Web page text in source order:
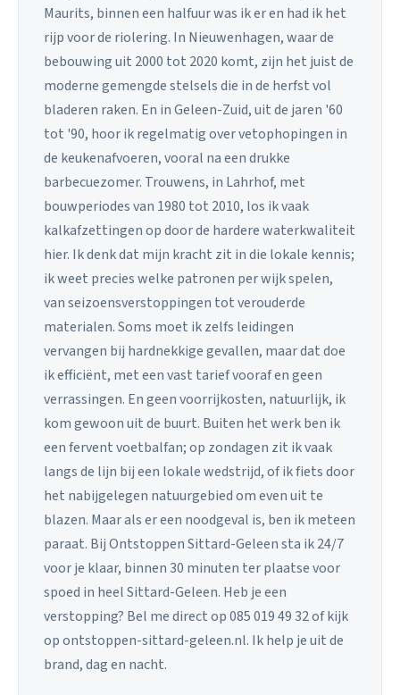
Maurits, binnen een halfuur was ik er en had ik het
rijp voor de riolering. In Nieuwenhagen, waar de
bebouwing uit 2000 tot 2020 komt, zijn het juist de
moderne gemengde stelsels die in de herfst vol
bladeren raken. En in Geleen-Zuid, uit de jaren '60
tot '90, hoor ik regelmatig over vetophopingen in
de keukenafvoeren, vooral na een drukke
barbecuezomer. Trouwens, in Lahrhof, met
bouwperiodes van 1980 tot 2010, los ik vaak
kalkafzettingen op door de hardere waterkwaliteit
hier. Ik denk dat mijn kracht zit in die lokale kennis;
ik weet precies welke patronen per wijk spelen,
van seizoensverstoppingen tot verouderde
materialen. Soms moet ik zelfs leidingen
vervangen bij hardnekkige gevallen, maar dat doe
ik efficiënt, met een vast tarief vooraf en geen
verrassingen. En geen voorrijkosten, natuurlijk, ik
kom gewoon uit de buurt. Buiten het werk ben ik
een fervent voetbalfan; op zondagen zit ik vaak
langs de lijn bij een lokale wedstrijd, of ik fiets door
het nabijgelegen natuurgebied om even uit te
blazen. Maar als er een noodgeval is, ben ik meteen
paraat. Bij Ontstoppen Sittard-Geleen sta ik 24/7
voor je klaar, binnen 30 minuten ter plaatse voor
spoed in heel Sittard-Geleen. Heb je een
verstopping? Bel me direct op 085 019 49 32 of kijk
op ontstoppen-sittard-geleen.nl. Ik help je uit de
brand, dag en nacht.